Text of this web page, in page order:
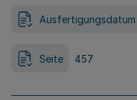
Ausfertigungsdatum
Seite 457